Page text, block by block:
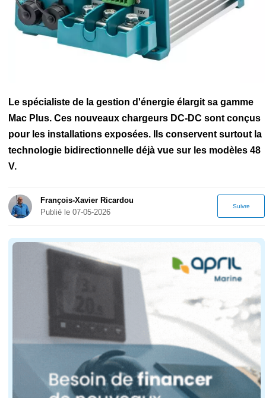
Le spécialiste de la gestion d'énergie élargit sa gamme
Mac Plus. Ces nouveaux chargeurs DC-DC sont conçus
pour les installations exposées. Ils conservent surtout la
technologie bidirectionnelle déjà vue sur les modèles 48
V.
François-Xavier Ricardou
Publié le 07-05-2026
Suivre